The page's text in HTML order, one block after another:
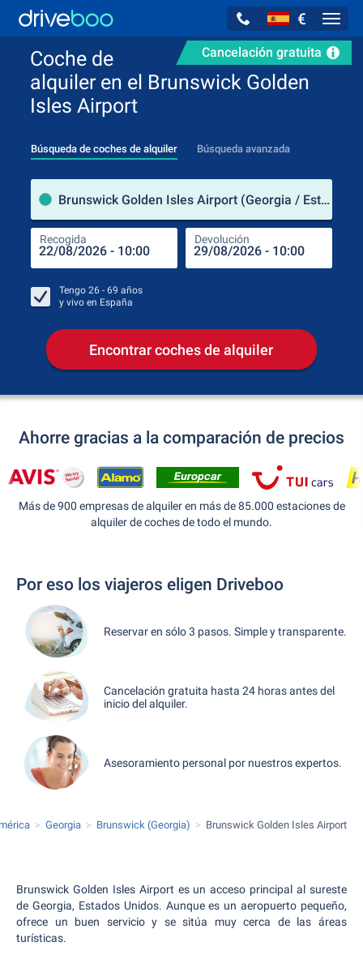
€
Cancelación gratuita
Coche de
alquiler en el Brunswick Golden
Isles Airport
Búsqueda de coches de alquiler Búsqueda avanzada
Brunswick Golden Isles Airport (Georgia / Estados Unidos de América)
Recogida Devolución
Tengo 26 - 69 años
y vivo en España
Encontrar coches de alquiler
Ahorre gracias a la comparación de precios
Más de 900 empresas de alquiler en más de 85.000 estaciones de
alquiler de coches de todo el mundo.
Por eso los viajeros eligen Driveboo
Reservar en sólo 3 pasos. Simple y transparente.
Cancelación gratuita hasta 24 horas antes del
inicio del alquiler.
Asesoramiento personal por nuestros expertos.
Georgia Brunswick (Georgia) Brunswick Golden Isles Airport
Brunswick Golden Isles Airport es un acceso principal al sureste
de Georgia, Estados Unidos. Aunque es un aeropuerto pequeño,
ofrece un buen servicio y se sitúa muy cerca de las áreas
turísticas.